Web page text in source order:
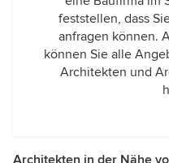
feststellen, dass
anfragen können.
können Sie alle
Architekten und
Architekten in der Nähe